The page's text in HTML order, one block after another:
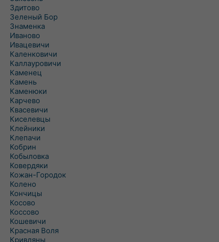
Здитово
Зеленый Бор
Знаменка
Иваново
Ивацевичи
Каленковичи
Каллауровичи
Каменец
Камень
Каменюки
Карчево
Квасевичи
Киселевцы
Клейники
Клепачи
Кобрин
Кобыловка
Ковердяки
Кожан-Городок
Колено
Кончицы
Косово
Коссово
Кошевичи
Красная Воля
Кривляны